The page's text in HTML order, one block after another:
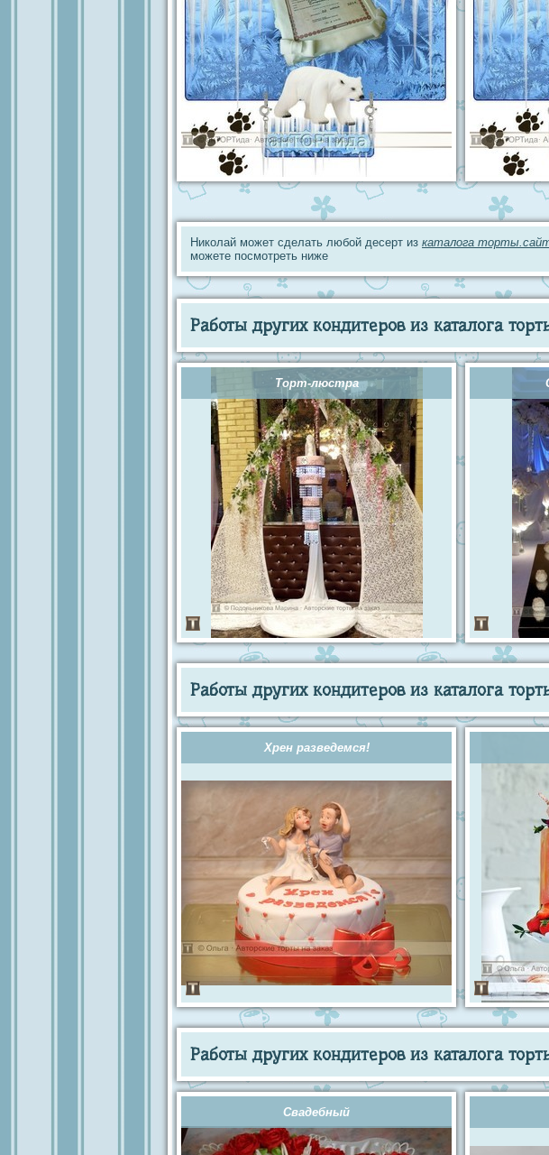
Николай может сделать любой десерт из каталога
можете посмотреть ниже
Работы других кондитеров из каталога
Торт-люстра
Работы других кондитеров из каталога
Хрен разведемся!
Работы других кондитеров из каталога
Свадебный